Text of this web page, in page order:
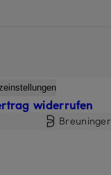
widerrufen
Breuninger